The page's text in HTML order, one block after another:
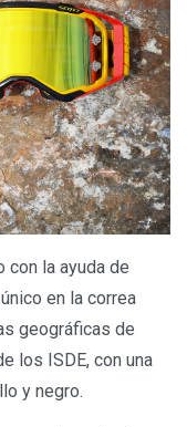
con la ayuda de
en la correa
geográficas de
los ISDE, con una
y negro.